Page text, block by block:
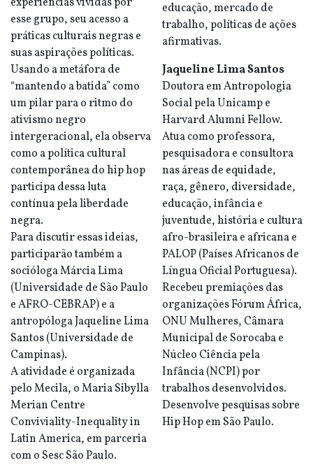
esse grupo, seu acesso a
práticas culturais negras e
suas aspirações políticas.
Usando a metáfora de
“mantendo a batida” como
um pilar para o ritmo do
ativismo negro
intergeracional, ela observa
como a política cultural
contemporânea do hip hop
participa dessa luta
contínua pela liberdade
negra.
Para discutir essas ideias,
participarão também a
socióloga Márcia Lima
(Universidade de São Paulo
e AFRO-CEBRAP) e a
antropóloga Jaqueline Lima
Santos (Universidade de
Campinas).
A atividade é organizada
pelo Mecila, o Maria Sibylla
Merian Centre
Conviviality-Inequality in
Latin America, em parceria
com o Sesc São Paulo.
educação, mercado de
trabalho, políticas de ações
afirmativas.
Jaqueline Lima Santos
Doutora em Antropologia
Social pela Unicamp e
Harvard Alumni Fellow.
Atua como professora,
pesquisadora e consultora
nas áreas de equidade,
raça, gênero, diversidade,
educação, infância e
juventude, história e cultura
afro-brasileira e africana e
PALOP (Países Africanos de
Língua Oficial Portuguesa).
Recebeu premiações das
organizações Fórum África,
ONU Mulheres, Câmara
Municipal de Sorocaba e
Núcleo Ciência pela
Infância (NCPI) por
trabalhos desenvolvidos.
Desenvolve pesquisas sobre
Hip Hop em São Paulo.